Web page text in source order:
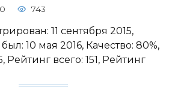
0 743
11 сентября 2015,
10 мая 2016, Качество: 80%,
Рейтинг всего: 151, Рейтинг